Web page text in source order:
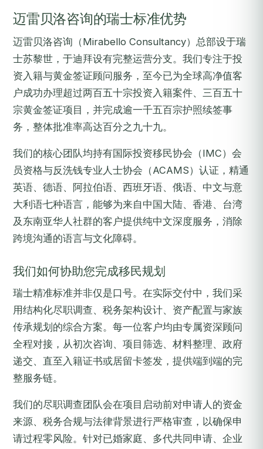
迈雷贝洛咨询的瑞士标准优势
迈雷贝洛咨询（Mirabello Consultancy）总部设于瑞
士苏黎世，于迪拜设有完整运营分支。我们专注于投
资入籍与黄金签证顾问服务，至今已为全球高净值客
户成功办理超过两百五十宗投资入籍案件、三百五十
宗黄金签证项目，并完成逾一千五百宗护照续签事
务，整体批准率高达百分之九十九。
我们的核心团队均持有国际投资移民协会（IMC）会
员资格与反洗钱专业人士协会（ACAMS）认证，精通
英语、德语、阿拉伯语、西班牙语、俄语、中文与意
大利语七种语言，能够为来自中国大陆、香港、台湾
及东南亚华人社群的客户提供纯中文深度服务，消除
跨境沟通的语言与文化障碍。
我们如何协助您完成移民规划
瑞士精准标准并非仅是口号。在实际交付中，我们采
用结构化尽职调查、税务架构设计、资产配置与家族
传承规划的综合方案。每一位客户均由专属资深顾问
全程对接，从初次咨询、项目筛选、材料整理、政府
递交、直至入籍证书或居留卡签发，提供端到端的完
整服务链。
我们的尽职调查团队会在项目启动前对申请人的资金
来源、税务合规与法律背景进行严格审查，以确保申
请过程零风险。针对已婚家庭、多代共同申请、企业